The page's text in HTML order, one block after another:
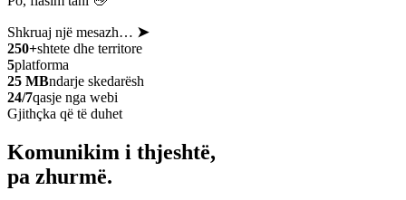
Shkruaj një mesazh… ➤
250+shtete dhe territore
5platforma
25 MBndarje skedarësh
24/7qasje nga webi
Gjithçka që të duhet
Komunikim i thjeshtë,
pa zhurmë.